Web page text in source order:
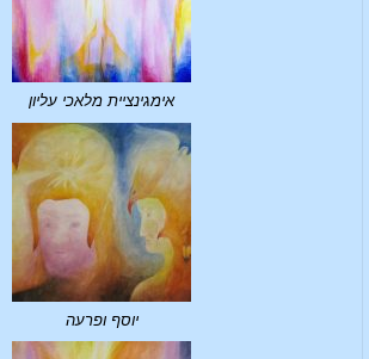
אימגינציית מלאכי עליון
יוסף ופרעה